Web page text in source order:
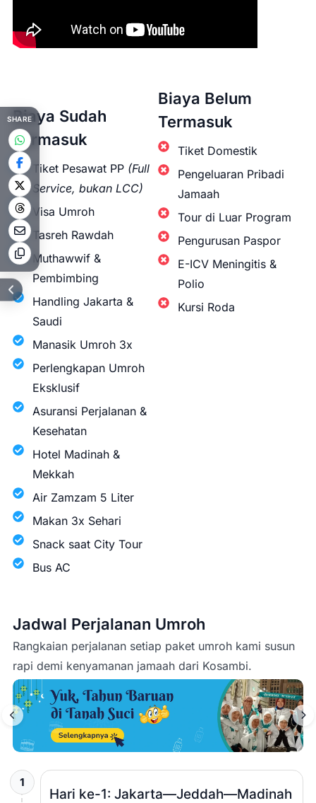
Biaya Sudah
Termasuk
Tiket Pesawat PP (Full
Service, bukan LCC)
Visa Umroh
Tasreh Rawdah
Muthawwif &
Pembimbing
Handling Jakarta &
Saudi
Manasik Umroh 3x
Perlengkapan Umroh
Eksklusif
Asuransi Perjalanan &
Kesehatan
Hotel Madinah &
Mekkah
Air Zamzam 5 Liter
Makan 3x Sehari
Snack saat City Tour
Bus AC
Biaya Belum
Termasuk
Tiket Domestik
Pengeluaran Pribadi
Jamaah
Tour di Luar Program
Pengurusan Paspor
E-ICV Meningitis &
Polio
Kursi Roda
Jadwal Perjalanan Umroh
Rangkaian perjalanan setiap paket umroh kami susun
rapi demi kenyamanan jamaah dari Kosambi.
1
Hari ke-1: Jakarta—Jeddah—Madinah
SHARE